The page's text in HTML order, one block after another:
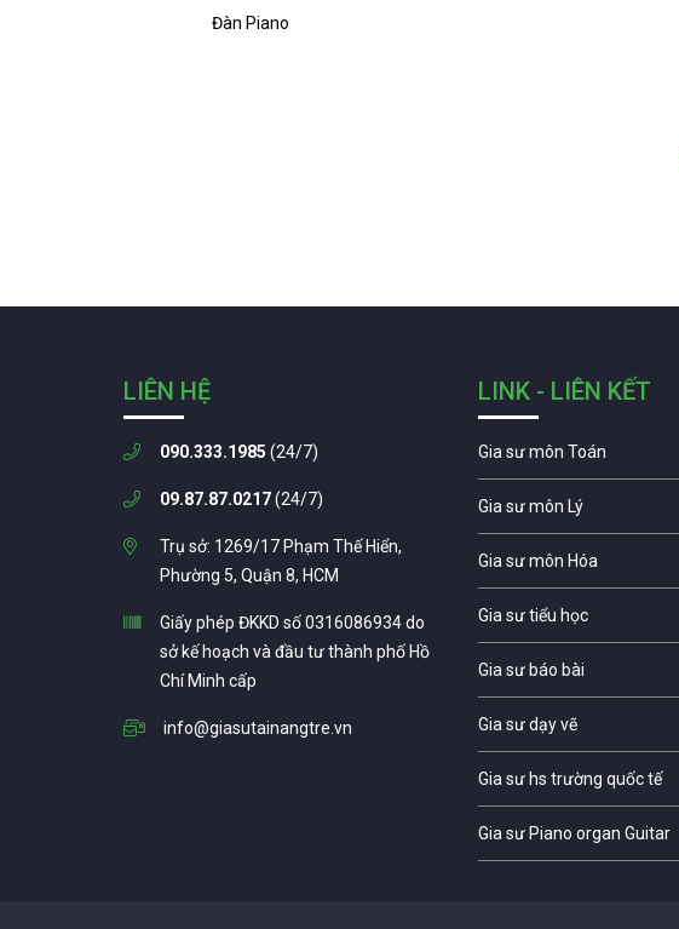
Đàn Piano
LIÊN HỆ
090.333.1985 (24/7)
09.87.87.0217(24/7)
Trụ sở: 1269/17 Phạm Thế Hiển,
Phường 5, Quận 8, HCM
Giấy phép ĐKKD số 0316086934 do
sở kế hoạch và đầu tư thành phố Hồ
Chí Minh cấp
info@giasutainangtre.vn
LINK - LIÊN KẾT
Gia sư môn Toán
Gia sư môn Lý
Gia sư môn Hóa
Gia sư tiểu học
Gia sư báo bài
Gia sư dạy vẽ
Gia sư hs trường quốc tế
Gia sư Piano organ Guitar